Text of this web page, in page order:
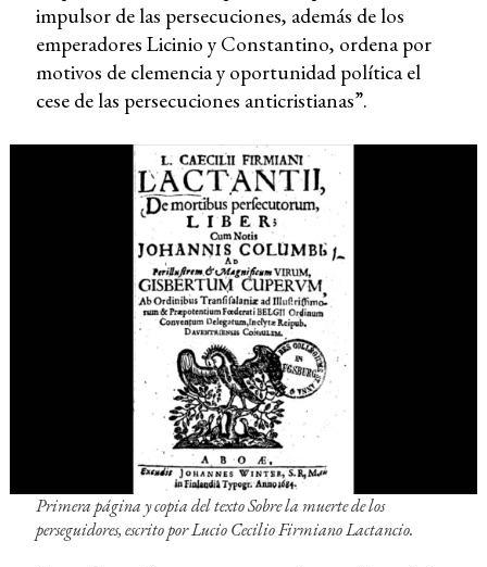
impulsor de las persecuciones, además de los
emperadores Licinio y Constantino, ordena por
motivos de clemencia y oportunidad política el
cese de las persecuciones anticristianas”.
Primera página y copia del textoSobre la muerte de los
perseguidores, escrito por Lucio Cecilio Firmiano Lactancio.